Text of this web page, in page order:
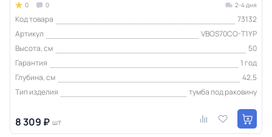
0 0 2-4 дня
Код товара
73132
Артикул
VBOS70CO-T1YP
Высота, см
50
Гарантия
1 год
Глубина, см
42,5
Тип изделия
тумба под раковину
8 309 ₽ шт